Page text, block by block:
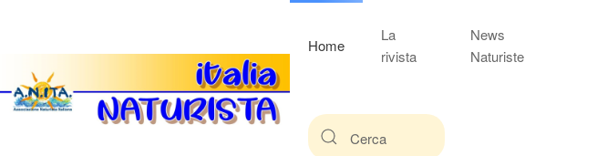
Home
La
rivista
News
Naturiste